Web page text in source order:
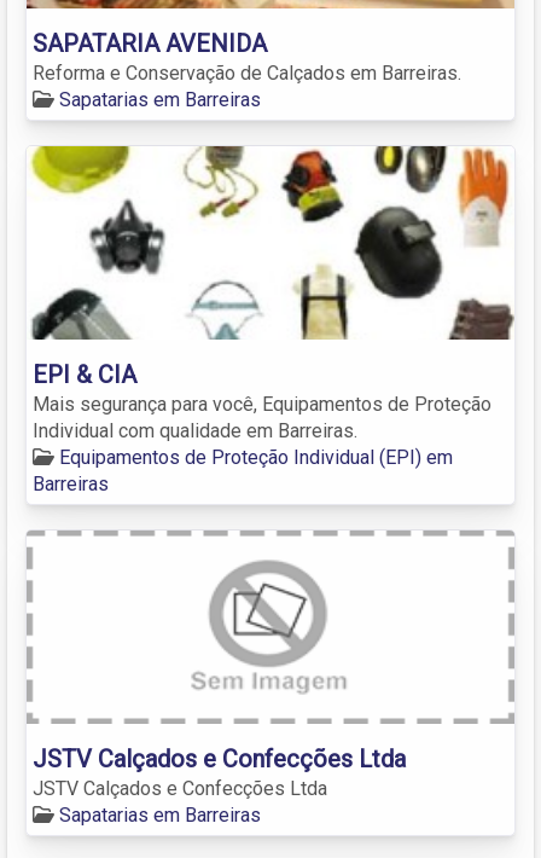
SAPATARIA AVENIDA
Reforma e Conservação de Calçados em Barreiras.
Sapatarias em Barreiras
EPI & CIA
Mais segurança para você, Equipamentos de Proteção
Individual com qualidade em Barreiras.
Equipamentos de Proteção Individual (EPI) em
Barreiras
JSTV Calçados e Confecções Ltda
JSTV Calçados e Confecções Ltda
Sapatarias em Barreiras